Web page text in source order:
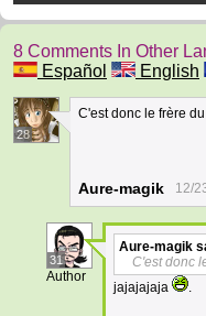
8 Comments In Other
Español
English
28
C'est donc le frère
Aure-magik 12/
31
Author
Aure-magik
C'est donc
jajajajaja
.